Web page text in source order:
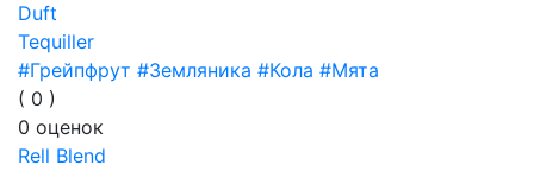
Duft
Tequiller
#Грейпфрут #Земляника #Кола #Мята
( 0 )
0 оценок
Rell Blend